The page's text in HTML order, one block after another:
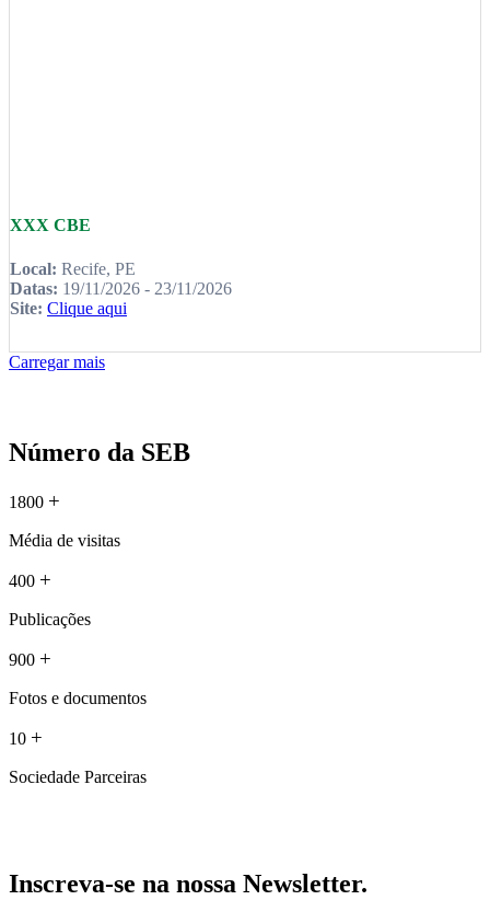
XXX CBE
Local: Recife, PE
Datas: 19/11/2026 - 23/11/2026
Site: Clique aqui
Carregar mais
Número da SEB
1800 +
Média de visitas
400 +
Publicações
900 +
Fotos e documentos
10 +
Sociedade Parceiras
Inscreva-se na nossa Newsletter.